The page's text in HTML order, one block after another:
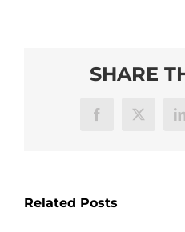
SHARE
Facebook
X
Related Posts